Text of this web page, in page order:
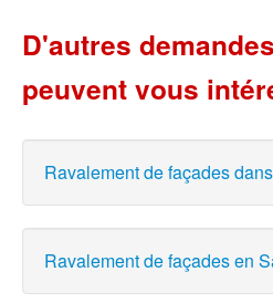
D'autres
peuvent vous
Ravalement de façades
Ravalement de façades en